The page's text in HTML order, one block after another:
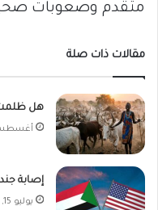
متقدم وصعوبات
مقالات ذات صلة
هل ظلمت
أغسطس 2,
إصابة
يوليو 15, 2026